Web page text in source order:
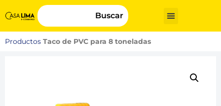
Buscar
Productos Taco de PVC para 8 toneladas